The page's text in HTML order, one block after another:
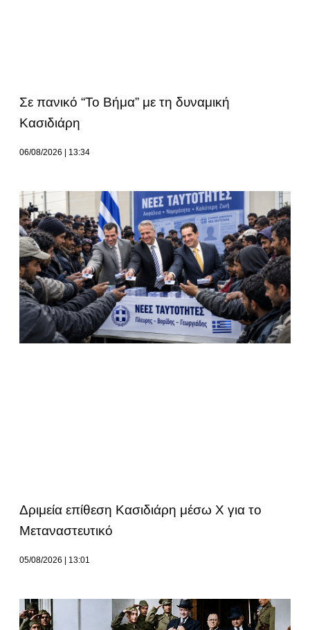
Σε πανικό “Το Βήμα” με τη δυναμική
Κασιδιάρη
06/08/2026 13:34
Δριμεία επίθεση Κασιδιάρη μέσω Χ για το
Μεταναστευτικό
05/08/2026 13:01